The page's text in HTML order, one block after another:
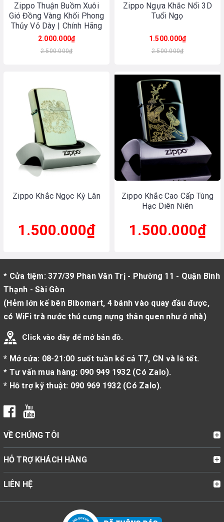
Zippo Thuận Buồm Xuôi
Gió Đồng Vàng Khối Phong
Thủy Vỏ Dày | Chính Hãng
Made In USA
2.000.000₫
2.500.000₫
Zippo Ngựa Khắc Nổi 3D
Tuổi Ngọ
1.500.000₫
2.500.000₫
Zippo Khắc Ngọc Kỳ Lân
1.500.000₫
Zippo Khắc Cao Cấp Tùng
Hạc Diên Niên
1.500.000₫
* Cửa tiệm: 377/39 Phan Văn Trị - Phường 11 - Quận Bình
Thạnh - Sài Gòn
(Hẻm lớn kế bên Bibomart, 4 bánh vào quay đầu được,
có WiFi trà nước thú cưng nựng thân quen như ở nhà)
Click vào đây để mở bản đồ.
* Mở cửa: 08-21:00 suốt tuần kể cả T7, CN và lễ tết.
* Tư vấn mua hàng: 090 949 1932(Có Zalo).
* Hỗ trợ kỹ thuật: 090 969 1932(Có Zalo).
VỀ CHÚNG TÔI
HỖ TRỢ KHÁCH HÀNG
LIÊN HỆ